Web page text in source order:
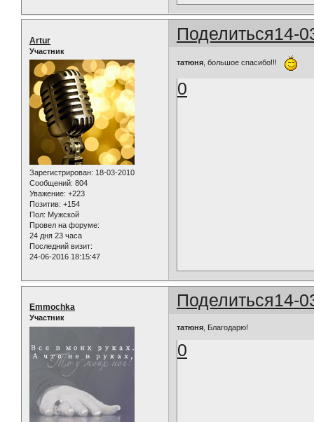
Поделиться14-
Artur
Участник
Зарегистрирован: 18-03-2010
Сообщений: 804
Уважение: +223
Позитив: +154
Пол: Мужской
Провел на форуме:
24 дня 23 часа
Последний визит:
24-06-2016 18:15:47
татюня , большое спасибо!!!
0
Поделиться14-
Emmochka
Участник
татюня , Благодарю!
0